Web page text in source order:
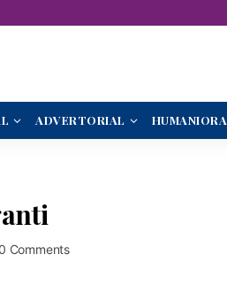
ADVERTORIAL HUMANIORA
Comments